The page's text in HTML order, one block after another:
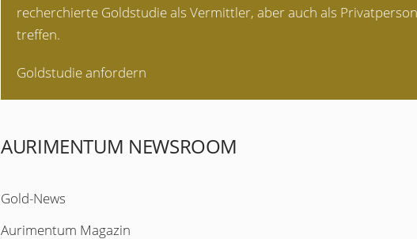
recherchierte Goldstudie als Vermittler, aber auch als
treffen.
Goldstudie anfordern
AURIMENTUM NEWSROOM
Gold-News
Aurimentum Magazin